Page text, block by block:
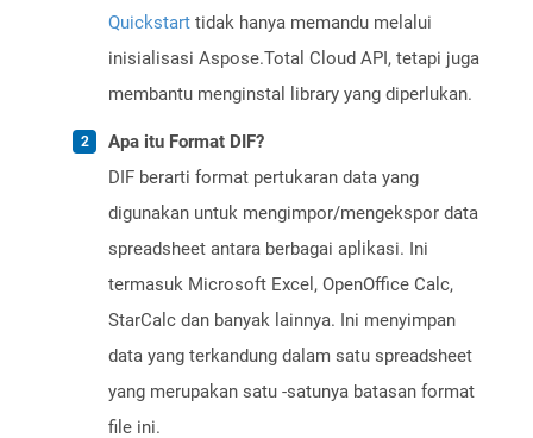
Quickstart tidak hanya memandu melalui
inisialisasi Aspose.Total Cloud API, tetapi juga
membantu menginstal library yang diperlukan.
Apa itu Format DIF?
DIF berarti format pertukaran data yang
digunakan untuk mengimpor/mengekspor data
spreadsheet antara berbagai aplikasi. Ini
termasuk Microsoft Excel, OpenOffice Calc,
StarCalc dan banyak lainnya. Ini menyimpan
data yang terkandung dalam satu spreadsheet
yang merupakan satu -satunya batasan format
file ini.